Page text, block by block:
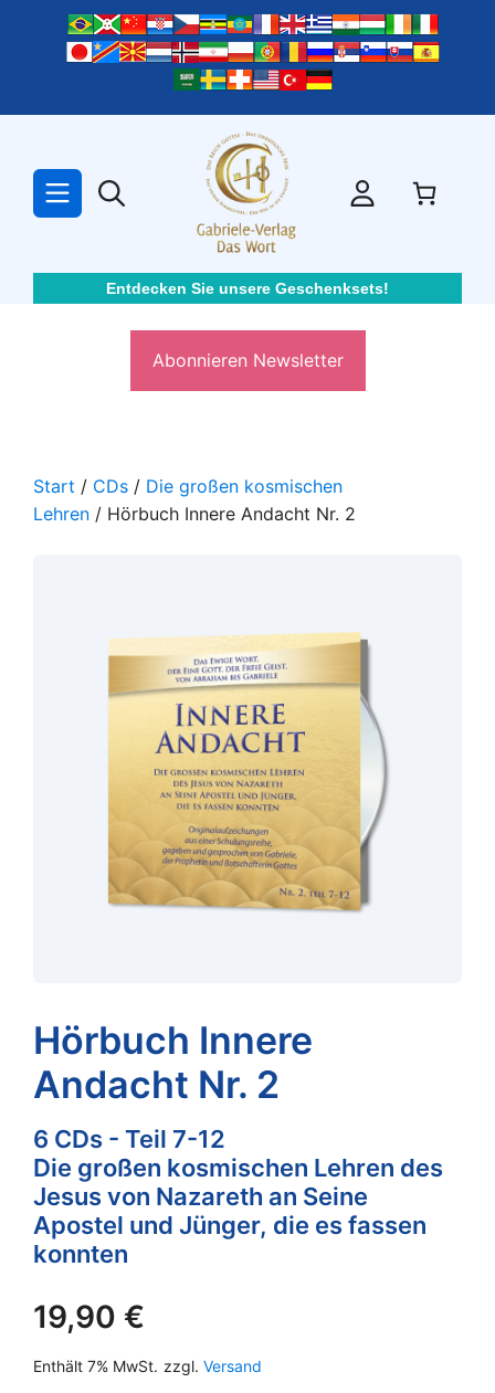
springen
Entdecken Sie unsere Geschenksets!
Abonnieren Newsletter
Start / CDs / Die großen kosmischen
Lehren / Hörbuch Innere Andacht Nr. 2
Hörbuch Innere
Andacht Nr. 2
6 CDs - Teil 7-12
Die großen kosmischen Lehren des
Jesus von Nazareth an Seine
Apostel und Jünger, die es fassen
konnten
19,90 €
Enthält 7% MwSt. zzgl. Versand